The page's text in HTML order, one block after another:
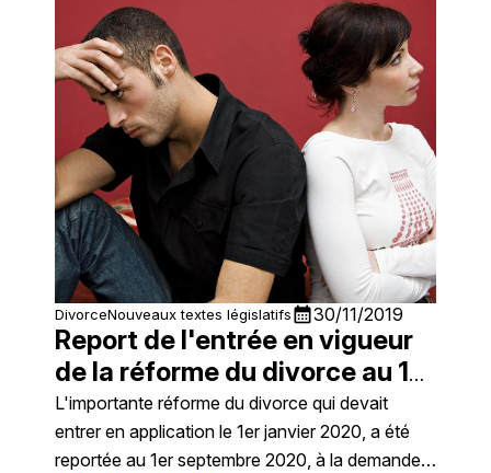
DivorceNouveaux textes législatifscalendar_month30/11/2019
Report de l'entrée en vigueur
de la réforme du divorce au 1er
septembre 2020
L'importante réforme du divorce qui devait
entrer en application le 1er janvier 2020, a été
reportée au 1er septembre 2020, à la demande